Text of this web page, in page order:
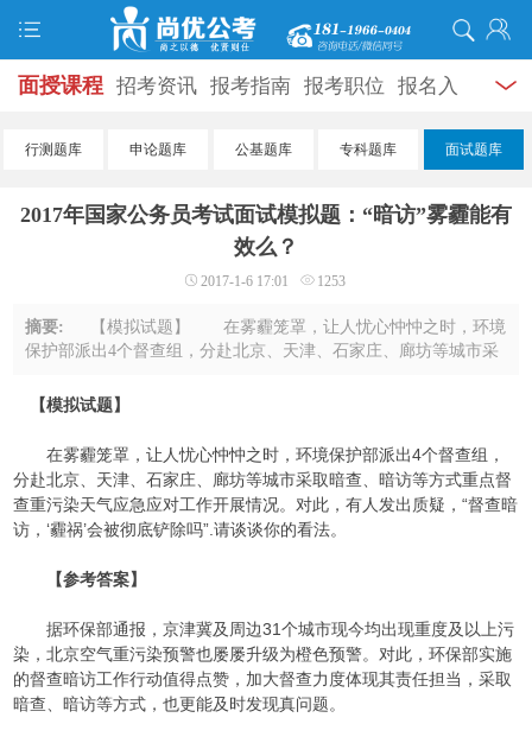
面授课程 招考资讯 报考指南 报考职位 报名入
口 打准考证 成绩查询 面试公告 录用公示 辅导
学员风采 名师团队
行测题库 申论题库 公基题库 专科题库 面试题库
2017年国家公务员考试面试模拟题：“暗访”雾霾能有
效么？
2017-1-6 17:01 1253
摘要:
【模拟试题】 在雾霾笼罩，让人忧心忡忡之时，环境
保护部派出4个督查组，分赴北京、天津、石家庄、廊坊等城市采
况。对此，有人发出质疑，“督查暗访， ...
【模拟试题】
在雾霾笼罩，让人忧心忡忡之时，环境保护部派出4个督查组，
分赴北京、天津、石家庄、廊坊等城市采取暗查、暗访等方式重点督
查重污染天气应急应对工作开展情况。对此，有人发出质疑，“督查暗
访，‘霾祸’会被彻底铲除吗”.请谈谈你的看法。
【参考答案】
据环保部通报，京津冀及周边31个城市现今均出现重度及以上污
染，北京空气重污染预警也屡屡升级为橙色预警。对此，环保部实施
的督查暗访工作行动值得点赞，加大督查力度体现其责任担当，采取
暗查、暗访等方式，也更能及时发现真问题。